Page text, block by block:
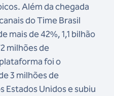
Além da chegada
do Time Brasil
mais de 42%, 1,1 bilhão
milhões de
foi o
3 milhões de
Estados Unidos e subiu